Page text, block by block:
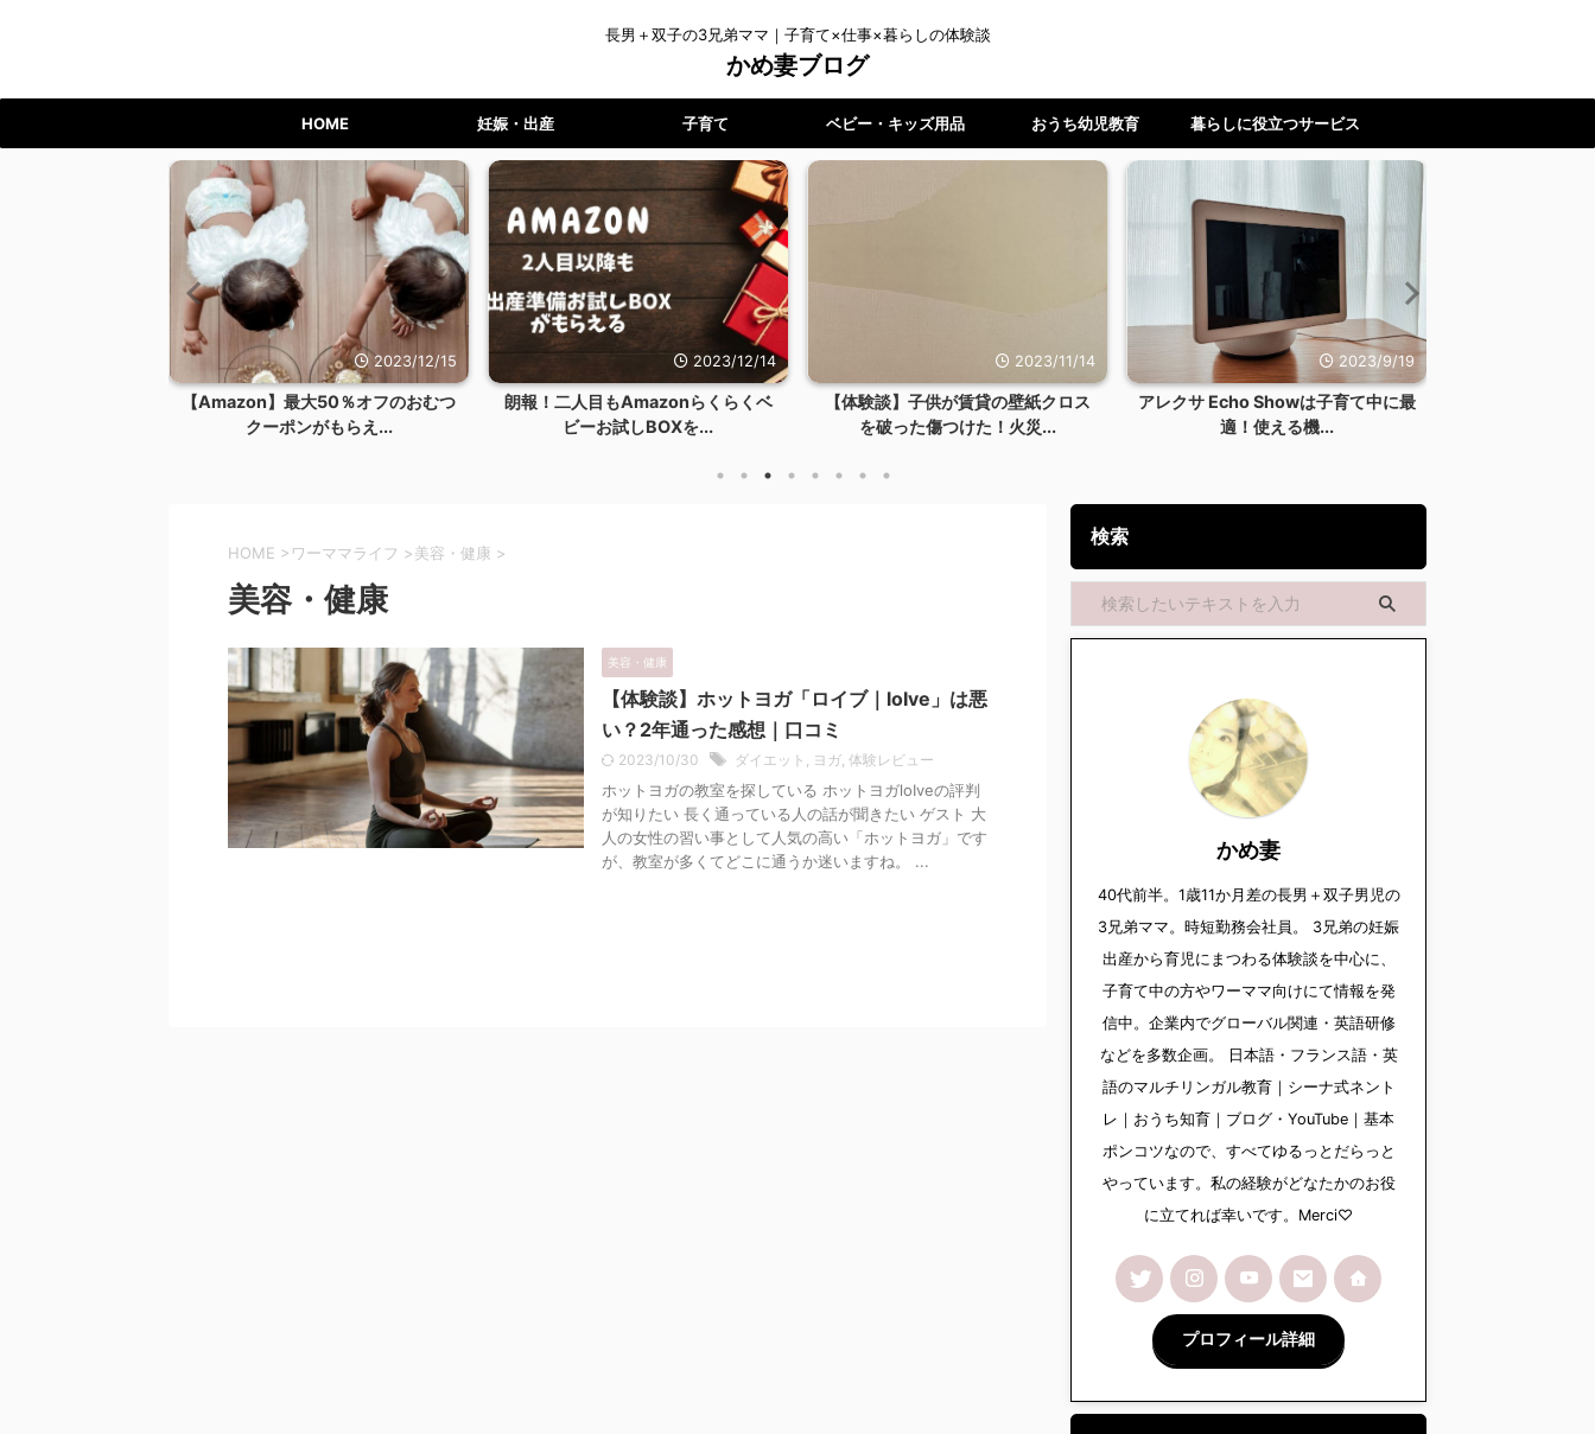
長男＋双子の3兄弟ママ｜子育て×仕事×暮らしの体験談
かめ妻ブログ
HOME 妊娠・出産 子育て ベビー・キッズ用品 おうち幼児教育 暮らしに役立つサービス
2023/12/15
【Amazon】最大50％オフのおむつ
クーポンがもらえ...
朗報！二人目もAmazonらくらくベ
ビーお試しBOXを...
【体験談】子供が賃貸の壁紙クロス
を破った傷つけた！火災...
2023/9/19
アレクサ Echo Showは子育て中に最
【ワーママ】時間もやる気も体
HOME > ワーママライフ >美容・健康 >
美容・健康
美容・健康
【体験談】ホットヨガ「ロイブ｜loIve」は悪
い？2年通った感想｜口コミ
2023/10/30 ダイエット ヨガ 体験レビュー
ホットヨガの教室を探している ホットヨガloIveの評判
が知りたい 長く通っている人の話が聞きたい ゲスト 大
人の女性の習い事として人気の高い「ホットヨガ」です
が、教室が多くてどこに通うか迷いますね。 ...
検索
かめ妻
40代前半。1歳11か月差の長男＋双子男児の
3兄弟ママ。時短勤務会社員。 3兄弟の妊娠
出産から育児にまつわる体験談を中心に、
子育て中の方やワーママ向けにて情報を発
信中。企業内でグローバル関連・英語研修
などを多数企画。 日本語・フランス語・英
語のマルチリンガル教育｜シーナ式ネント
レ｜おうち知育｜ブログ・YouTube｜基本
ポンコツなので、すべてゆるっとだらっと
やっています。私の経験がどなたかのお役
に立てれば幸いです。Merci♡
プロフィール詳細